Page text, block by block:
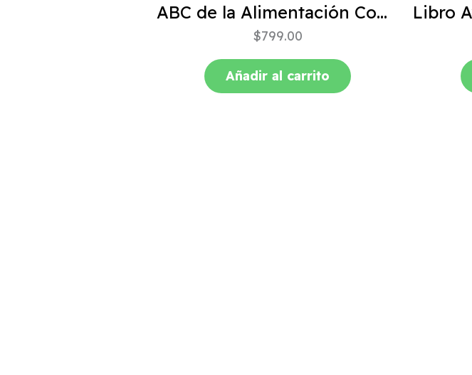
ABC de la Alimentación Complementaria 4ta edición
$799.00
Añadir al carrito